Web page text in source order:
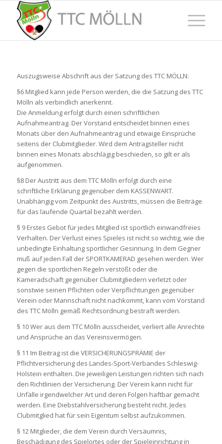
Auszugsweise Abschrift aus der Satzung des TTC MÖLLN:
§6 Mitglied kann jede Person werden, die die Satzung des TTC
Mölln als verbindlich anerkennt.
Die Anmeldung erfolgt durch einen schriftlichen
Aufnahmeantrag. Der Vorstand entscheidet binnen eines
Monats über den Aufnahmeantrag und etwaige Einsprüche
seitens der Clubmitglieder. Wird dem Antragsteller nicht
binnen eines Monats abschlägig beschieden, so gilt er als
aufgenommen.
§8 Der Austritt aus dem TTC Mölln erfolgt durch eine
schriftliche Erklärung gegenüber dem KASSENWART.
Unabhängig vom Zeitpunkt des Austritts, müssen die Beiträge
für das laufende Quartal bezahlt werden.
§ 9 Erstes Gebot für jedes Mitglied ist sportlich einwandfreies
Verhalten. Der Verlust eines Spieles ist nicht so wichtig, wie die
unbedingte Einhaltung sportlicher Gesinnung. In dem Gegner
muß auf jeden Fall der SPORTKAMERAD gesehen werden. Wer
gegen die sportlichen Regeln verstößt oder die
Kameradschaft gegenüber Clubmitgliedern verletzt oder
sonstwie seinen Pflichten oder Verpflichtungen gegenüber
Verein oder Mannschaft nicht nachkommt, kann vom Vorstand
des TTC Mölln gemäß Rechtsordnung bestraft werden.
§ 10 Wer aus dem TTC Mölln ausscheidet, verliert alle Anrechte
und Ansprüche an das Vereinsvermögen.
§ 11 Im Beitrag ist die VERSICHERUNGSPRÄMIE der
Pflichtversicherung des Landes-Sport-Verbandes Schleswig-
Holstein enthalten. Die jeweiligen Leistungen richten sich nach
den Richtlinien der Versicherung. Der Verein kann nicht für
Unfälle irgendwelcher Art und deren Folgen haftbar gemacht
werden. Eine Diebstahlversicherung besteht nicht. Jedes
Clubmitglied hat für sein Eigentum selbst aufzukommen.
§ 12 Mitglieder, die dem Verein durch Versäumnis,
Beschädigung des Spielortes oder der Spieleinrichtung in